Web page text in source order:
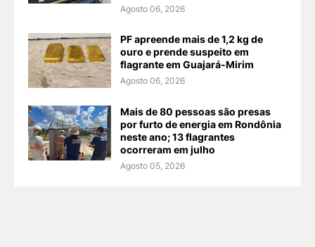
Agosto 06, 2026
PF apreende mais de 1,2 kg de
ouro e prende suspeito em
flagrante em Guajará-Mirim
Agosto 06, 2026
Mais de 80 pessoas são presas
por furto de energia em Rondônia
neste ano; 13 flagrantes
ocorreram em julho
Agosto 05, 2026